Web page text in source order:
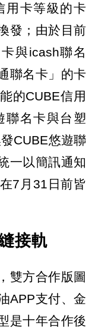
用卡等級的卡
發；由於目前
與icash聯名
聯名卡」的卡
的CUBE信用
聯名卡與台塑
CUBE悠遊聯
一以簡訊通知
7月31日前皆
接軌
雙方合作版圖
APP支付、金
是十年合作後